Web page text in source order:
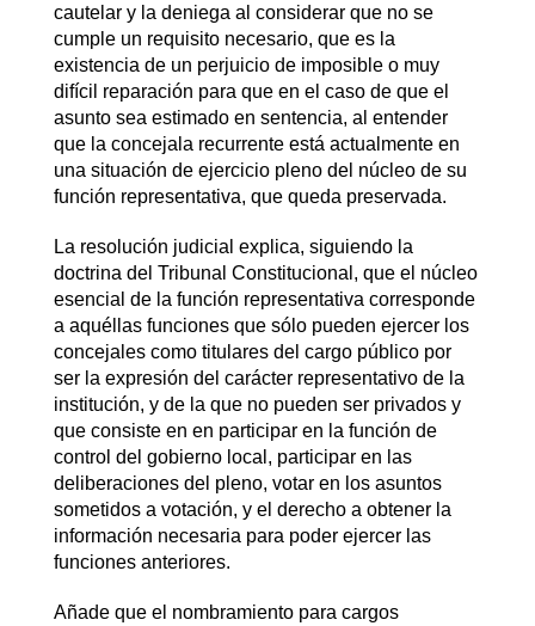
cautelar y la deniega al considerar que no se
cumple un requisito necesario, que es la
existencia de un perjuicio de imposible o muy
difícil reparación para que en el caso de que el
asunto sea estimado en sentencia, al entender
que la concejala recurrente está actualmente en
una situación de ejercicio pleno del núcleo de su
función representativa, que queda preservada.
La resolución judicial explica, siguiendo la
doctrina del Tribunal Constitucional, que el núcleo
esencial de la función representativa corresponde
a aquéllas funciones que sólo pueden ejercer los
concejales como titulares del cargo público por
ser la expresión del carácter representativo de la
institución, y de la que no pueden ser privados y
que consiste en en participar en la función de
control del gobierno local, participar en las
deliberaciones del pleno, votar en los asuntos
sometidos a votación, y el derecho a obtener la
información necesaria para poder ejercer las
funciones anteriores.
Añade que el nombramiento para cargos